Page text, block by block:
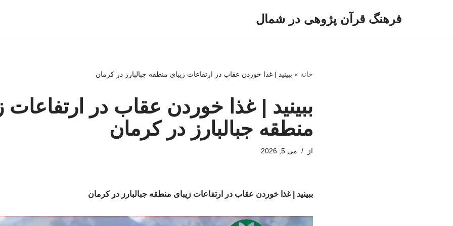
فرهنگ قرآن پژوهی در شمال
خانه » ببینید | غذا خوردن عقاب در ارتفاعات زیبای منطقه جبالبارز در کرمان
ببینید | غذا خوردن عقاب در ارتفاعات
منطقه جبالبارز در کرمان
از می 5, 2026
ببینید | غذا خوردن عقاب در ارتفاعات زیبای منطقه جبالبارز در کرمان